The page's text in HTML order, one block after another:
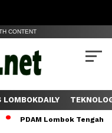
CONTENT
LOMBOKDAILY
Lombok Tengah Salurkan